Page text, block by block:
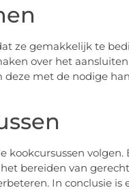
ze gemakkelijk te
over het
deze met de nodige
kookcursussen
bereiden van
In conclusie